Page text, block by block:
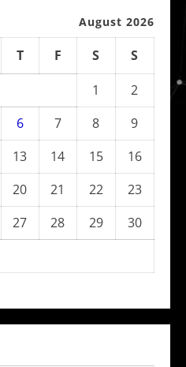
August 2026
T F S
S
1
2
6 7 8
9
13 14 15
16
20 21 22
23
27 28 29
30